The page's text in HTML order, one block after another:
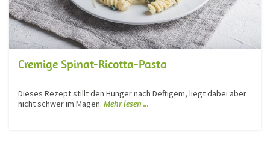
Cremige Spinat-Ricotta-Pasta
Dieses Rezept stillt den Hunger nach Deftigem, liegt dabei aber
nicht schwer im Magen. Mehr lesen ...